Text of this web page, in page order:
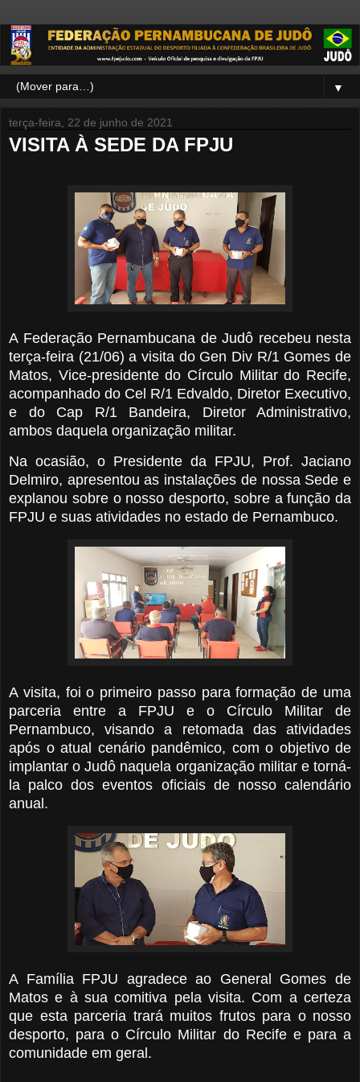
▼
terça-feira, 22 de junho de 2021
VISITA À SEDE DA FPJU
A Federação Pernambucana de Judô recebeu nesta
terça-feira (21/06) a visita do Gen Div R/1 Gomes de
Matos, Vice-presidente do Círculo Militar do Recife,
acompanhado do Cel R/1 Edvaldo, Diretor Executivo,
e do Cap R/1 Bandeira, Diretor Administrativo,
ambos daquela organização militar.
Na ocasião, o Presidente da FPJU, Prof. Jaciano
Delmiro, apresentou as instalações de nossa Sede e
explanou sobre o nosso desporto, sobre a função da
FPJU e suas atividades no estado de Pernambuco.
A visita, foi o primeiro passo para formação de uma
parceria entre a FPJU e o Círculo Militar de
Pernambuco, visando a retomada das atividades
após o atual cenário pandêmico, com o objetivo de
implantar o Judô naquela organização militar e torná-
la palco dos eventos oficiais de nosso calendário
anual.
A Família FPJU agradece ao General Gomes de
Matos e à sua comitiva pela visita. Com a certeza
que esta parceria trará muitos frutos para o nosso
desporto, para o Círculo Militar do Recife e para a
comunidade em geral.